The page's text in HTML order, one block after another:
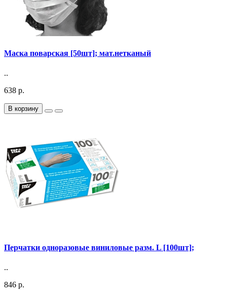
Маска поварская [50шт]; мат.нетканый
..
638 р.
В корзину
Перчатки одноразовые виниловые разм. L [100шт];
..
846 р.